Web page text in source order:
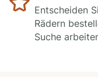
Entscheiden
Rädern
Suche